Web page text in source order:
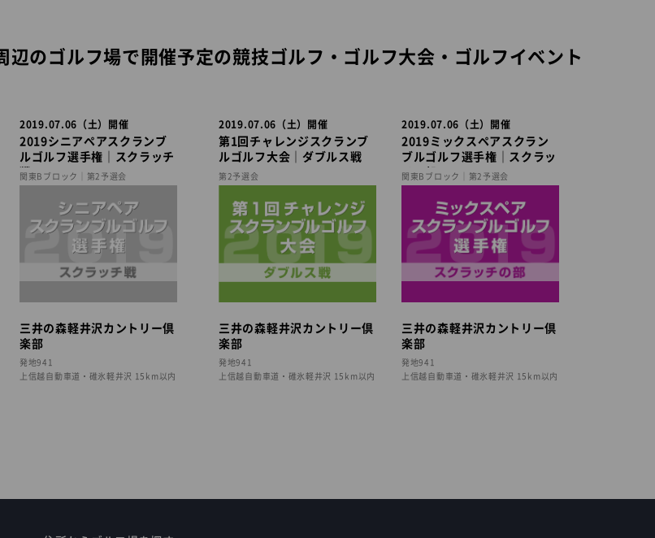
辺のゴルフ場で開催予定の競技ゴルフ・ゴルフ大会・ゴルフイベント
2019.07.06（土）開催
2019シニアペアスクランブ
ルゴルフ選手権｜スクラッチ
戦
関東Bブロック｜第2予選会
三井の森軽井沢カントリー倶
楽部
発地941
上信越自動車道・碓氷軽井沢 15km以内
2019.07.06（土）開催
第1回チャレンジスクランブ
ルゴルフ大会｜ダブルス戦
第2予選会
三井の森軽井沢カントリー倶
楽部
発地941
上信越自動車道・碓氷軽井沢 15km以内
2019.07.06（土）開催
2019ミックスペアスクラン
ブルゴルフ選手権｜スクラッ
チの部
関東Bブロック｜第2予選会
三井の森軽井沢カントリー倶
楽部
発地941
上信越自動車道・碓氷軽井沢 15km以内